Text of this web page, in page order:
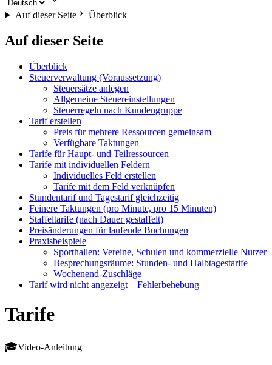
Auf dieser Seite Überblick
Auf dieser Seite
Überblick
Steuerverwaltung (Voraussetzung)
Steuersätze anlegen
Allgemeine Steuereinstellungen
Steuerregeln nach Kundengruppe
Tarif erstellen
Preis für mehrere Ressourcen gemeinsam
Verfügbare Taktungen
Tarife für Haupt- und Teilressourcen
Tarife mit individuellen Feldern
Individuelles Feld erstellen
Tarife mit dem Feld verknüpfen
Stundentarif und Tagestarif gleichzeitig
Feinere Taktungen (pro Minute, pro 15 Minuten)
Staffeltarife (nach Dauer gestaffelt)
Preisänderungen für laufende Buchungen
Praxisbeispiele
Sporthallen: Vereine, Schulen und kommerzielle Nutzer
Besprechungsräume: Stunden- und Halbtagestarife
Wochenend-Zuschläge
Tarif wird nicht angezeigt – Fehlerbehebung
Tarife
Video-Anleitung